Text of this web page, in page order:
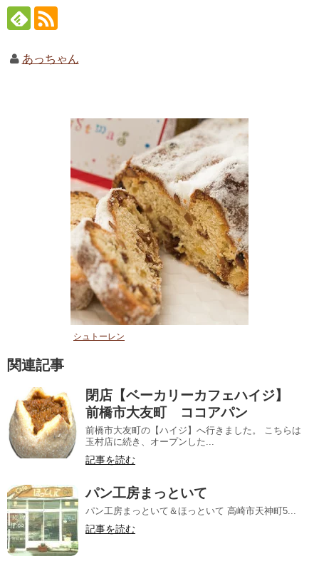
あっちゃん
シュトーレン
関連記事
閉店【ベーカリーカフェハイジ】
前橋市大友町 ココアパン
前橋市大友町の【ハイジ】へ行きました。 こちらは
玉村店に続き、オープンした...
記事を読む
パン工房まっといて
パン工房まっといて＆ほっといて 高崎市天神町5...
記事を読む